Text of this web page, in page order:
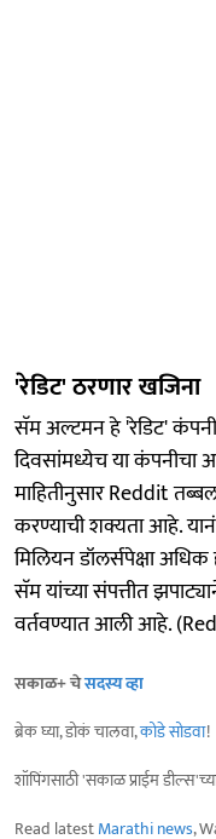
'रेडिट' ठरणार खजिना
सॅम अल्टमन हे 'रेडिट'
दिवसांमध्येच या कंपनीचा
माहितीनुसार Reddit
करण्याची शक्यता आहे.
मिलियन डॉलर्सपेक्षा
सॅम यांच्या संपत्तीत
वर्तवण्यात आली आहे.
सकाळ+ चेसदस्य व्हा
ब्रेक घ्या, डोकं चालवा,कोडे सोडवा!
शॉपिंगसाठी 'सकाळ प्राईम
Read latestMarathi news,